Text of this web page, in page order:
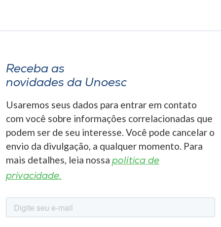
Receba as
novidades da Unoesc
Usaremos seus dados para entrar em contato
com você sobre informações correlacionadas que
podem ser de seu interesse. Você pode cancelar o
envio da divulgação, a qualquer momento. Para
mais detalhes, leia nossa política de
privacidade.